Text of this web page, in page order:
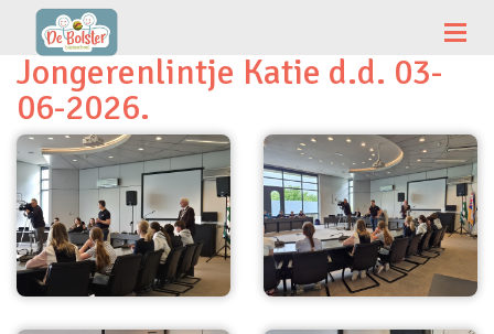
Jongerenlintje Katie d.d. 03-
06-2026.